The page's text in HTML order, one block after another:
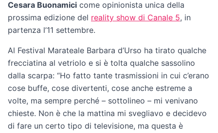
Cesara Buonamici come opinionista unica della
prossima edizione del reality show di Canale 5, in
partenza l’11 settembre.
Al Festival Marateale Barbara d’Urso ha tirato qualche
frecciatina al vetriolo e si è tolta qualche sassolino
dalla scarpa: “Ho fatto tante trasmissioni in cui c’erano
cose buffe, cose divertenti, cose anche estreme a
volte, ma sempre perché – sottolineo – mi venivano
chieste. Non è che la mattina mi svegliavo e decidevo
di fare un certo tipo di televisione, ma questa è